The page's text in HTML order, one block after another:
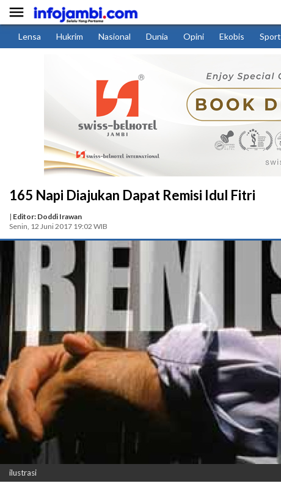

Lensa Hukrim Nasional Dunia Opini Ekobis Sport
165 Napi Diajukan Dapat Remisi Idul Fitri
| Editor: Doddi Irawan
Senin, 12 Juni 2017 19:02 WIB
ilustrasi